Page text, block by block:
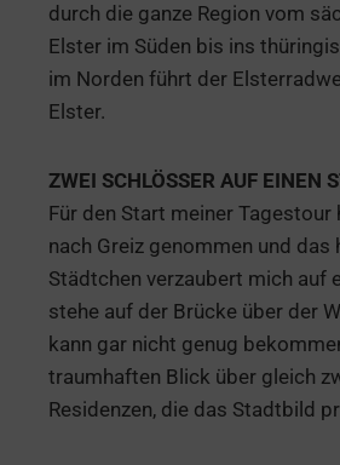
durch die ganze Region vom
Elster im Süden bis ins
im Norden führt der
Elster.
ZWEI SCHLÖSSER AUF EINEN
Für den Start meiner Tagestour
nach Greiz genommen und das
Städtchen verzaubert mich auf
stehe auf der Brücke über der
kann gar nicht genug
traumhaften Blick über gleich
Residenzen, die das Stadtbild